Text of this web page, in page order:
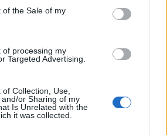
of the Sale of my
of processing my
Targeted Advertising.
Collection, Use,
or Sharing of my
Is Unrelated with the
it was collected.
Iránban szombaton...
hírarchívumához
tartalmazza:
cikkarchívum